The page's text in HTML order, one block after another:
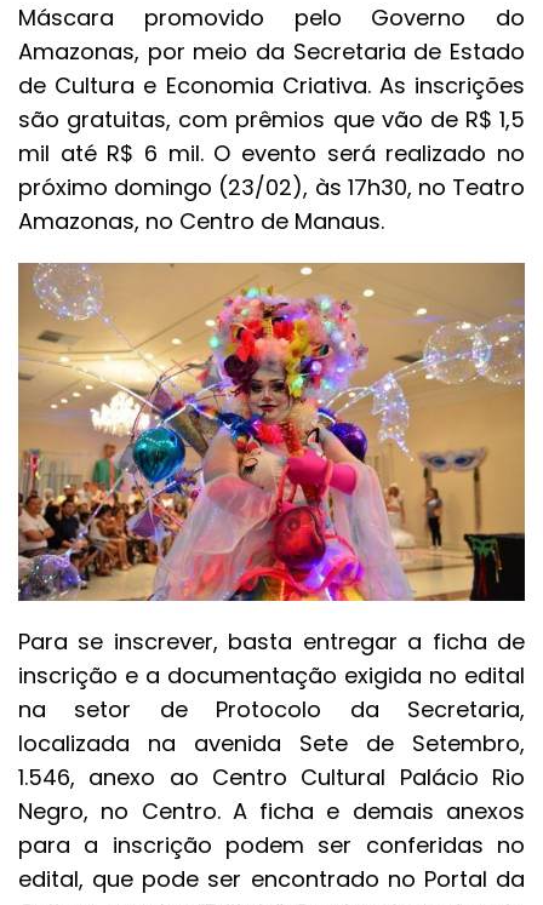
Máscara promovido pelo Governo do
Amazonas, por meio da Secretaria de Estado
de Cultura e Economia Criativa. As inscrições
são gratuitas, com prêmios que vão de R$ 1,5
mil até R$ 6 mil. O evento será realizado no
próximo domingo (23/02), às 17h30, no Teatro
Amazonas, no Centro de Manaus.
Para se inscrever, basta entregar a ficha de
inscrição e a documentação exigida no edital
na setor de Protocolo da Secretaria,
localizada na avenida Sete de Setembro,
1.546, anexo ao Centro Cultural Palácio Rio
Negro, no Centro. A ficha e demais anexos
para a inscrição podem ser conferidas no
edital, que pode ser encontrado no Portal da